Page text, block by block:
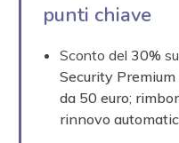
punti chiave
Sconto del 30% su
Security Premium
da 50 euro;
rinnovo